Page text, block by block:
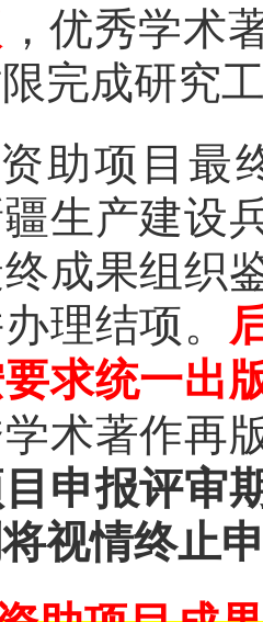
，优秀学术
完成研究
助项目最
生产建设
成果组织
理结项。
求统一出
术著作再
申报评审
视情终止